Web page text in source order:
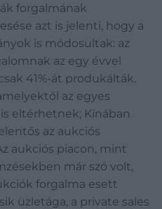
forgalmának
azt is jelenti, hogy a
is módosultak: az
az egy évvel
41%-át produkálták.
az egyes
eltérhetnek; Kínában
az aukciós
aukciós piacon, mint
már szó volt,
forgalma esett
üzletága, a private sales